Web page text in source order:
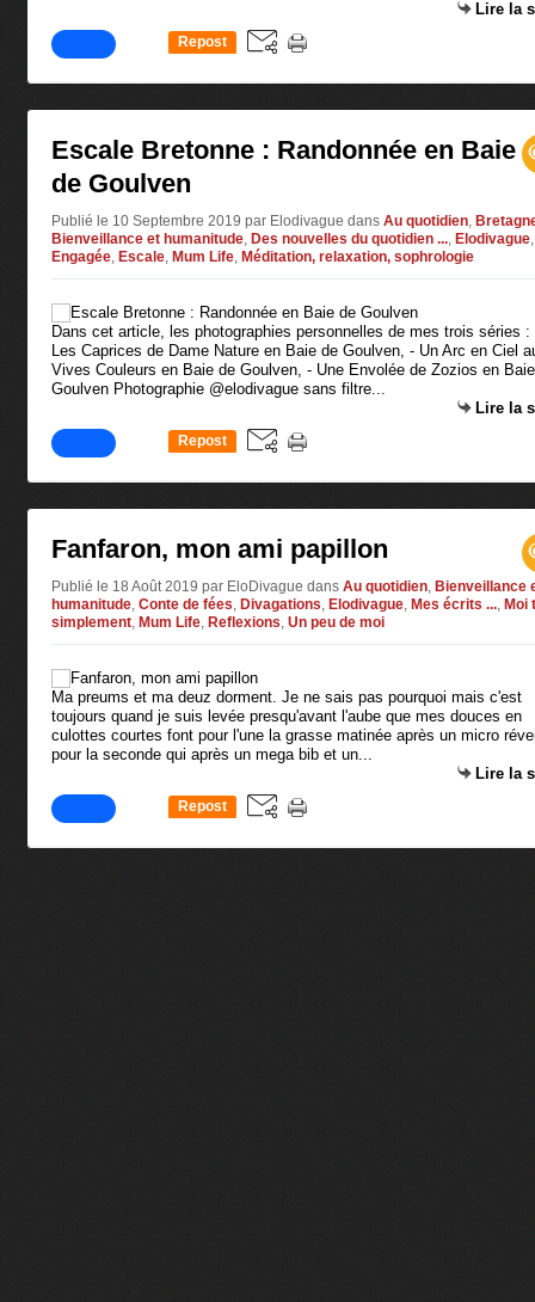
Lire la
Repost
Escale Bretonne : Randonnée en Baie
de Goulven
Publié le 10 Septembre 2019 par Elodivague dans Au quotidien,
Bienveillance et humanitude, Des nouvelles du quotidien ..., Elodivague,
Engagée, Escale, Mum Life, Méditation, relaxation, sophrologie
Dans cet article, les photographies personnelles de mes trois séries :
Les Caprices de Dame Nature en Baie de Goulven, - Un Arc en Ciel
Vives Couleurs en Baie de Goulven, - Une Envolée de Zozios en
Goulven Photographie @elodivague sans filtre...
Lire la
Repost
Fanfaron, mon ami papillon
Publié le 18 Août 2019 par EloDivague dans Au quotidien, Bienveillance
humanitude, Conte de fées, Divagations, Elodivague, Mes écrits ..., Moi
simplement, Mum Life, Reflexions, Un peu de moi
Ma preums et ma deuz dorment. Je ne sais pas pourquoi mais c'est
toujours quand je suis levée presqu'avant l'aube que mes douces en
culottes courtes font pour l'une la grasse matinée après un micro
pour la seconde qui après un mega bib et un...
Lire la
Repost